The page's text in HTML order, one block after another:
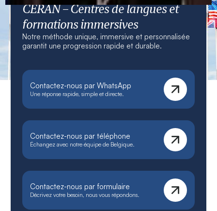
CERAN – Centres de langues et
formations immersives
Notre méthode unique, immersive et personnalisée
garantit une progression rapide et durable.
Contactez-nous par WhatsApp
Une réponse rapide, simple et directe.
Contactez-nous par téléphone
Échangez avec notre équipe de Belgique.
Contactez-nous par formulaire
Décrivez votre besoin, nous vous répondons.